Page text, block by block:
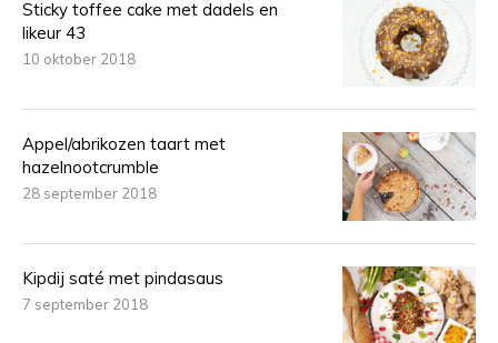
Sticky toffee cake met dadels en
likeur 43
10 oktober 2018
Appel/abrikozen taart met
hazelnootcrumble
28 september 2018
Kipdij saté met pindasaus
7 september 2018